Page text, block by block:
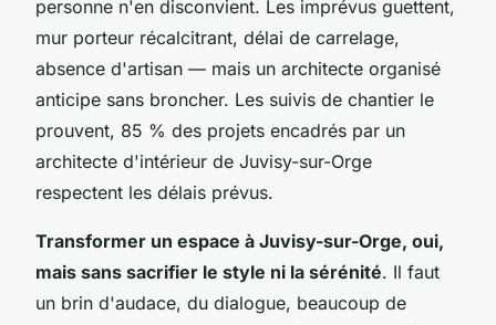
personne n'en disconvient. Les imprévus guettent,
mur porteur récalcitrant, délai de carrelage,
absence d'artisan — mais un architecte organisé
anticipe sans broncher. Les suivis de chantier le
prouvent, 85 % des projets encadrés par un
architecte d'intérieur de Juvisy-sur-Orge
respectent les délais prévus.
Transformer un espace à Juvisy-sur-Orge, oui,
mais sans sacrifier le style ni la sérénité. Il faut
un brin d'audace, du dialogue, beaucoup de